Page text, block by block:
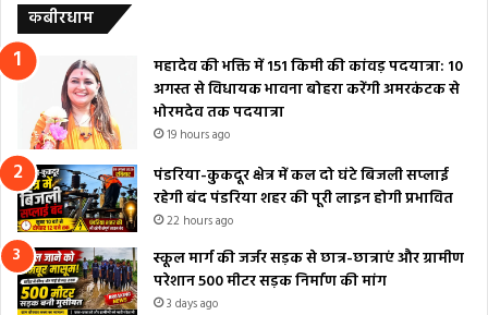
कबीरधाम
महादेव की भक्ति में 151 किमी की कांवड़ पदयात्रा: 10
अगस्त से विधायक भावना बोहरा करेंगी अमरकंटक से
भोरमदेव तक पदयात्रा
19 hours ago
पंडरिया-कुकदूर क्षेत्र में कल दो घंटे बिजली सप्लाई
रहेगी बंद पंडरिया शहर की पूरी लाइन होगी प्रभावित
22 hours ago
स्कूल मार्ग की जर्जर सड़क से छात्र-छात्राएं और ग्रामीण
परेशान 500 मीटर सड़क निर्माण की मांग
3 days ago